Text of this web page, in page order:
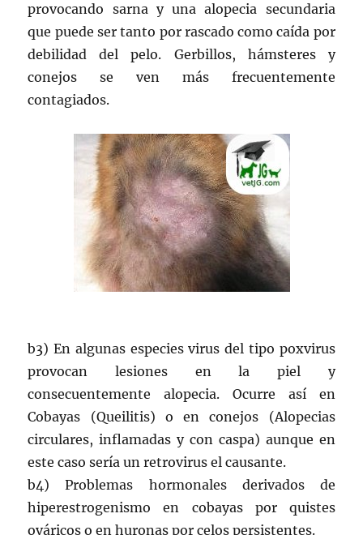
provocando sarna y una alopecia secundaria
que puede ser tanto por rascado como caída por
debilidad del pelo. Gerbillos, hámsteres y
conejos se ven más frecuentemente
contagiados.
b3) En algunas especies virus del tipo poxvirus
provocan lesiones en la piel y
consecuentemente alopecia. Ocurre así en
Cobayas (Queilitis) o en conejos (Alopecias
circulares, inflamadas y con caspa) aunque en
este caso sería un retrovirus el causante.
b4) Problemas hormonales derivados de
hiperestrogenismo en cobayas por quistes
ováricos o en huronas por celos persistentes.